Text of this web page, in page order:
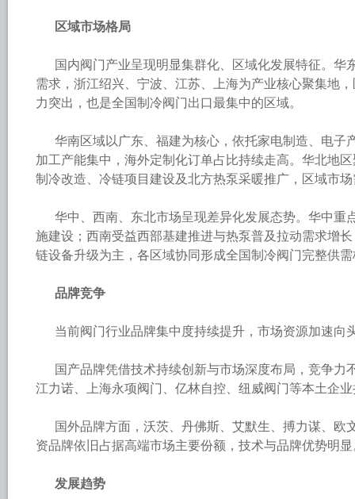
区域市场格局
国内阀门产业呈现明显集群化、区域化发展特征。华
需求，浙江绍兴、宁波、江苏、上海为产业核心聚集地
力突出，也是全国制冷阀门出口最集中的区域。
华南区域以广东、福建为核心，依托家电制造、电子
加工产能集中，海外定制化订单占比持续走高。华北地
制冷改造、冷链项目建设及北方热泵采暖推广，区域市
华中、西南、东北市场呈现差异化发展态势。华中重
施建设；西南受益西部基建推进与热泵普及拉动需求增
链设备升级为主，各区域协同形成全国制冷阀门完整供
品牌竞争
当前阀门行业品牌集中度持续提升，市场资源加速向
国产品牌凭借技术持续创新与市场深度布局，竞争力
江力诺、上海永项阀门、亿林自控、纽威阀门等本土企
国外品牌方面，沃茨、丹佛斯、艾默生、搏力谋、欧
资品牌依旧占据高端市场主要份额，技术与品牌优势明显
发展趋势